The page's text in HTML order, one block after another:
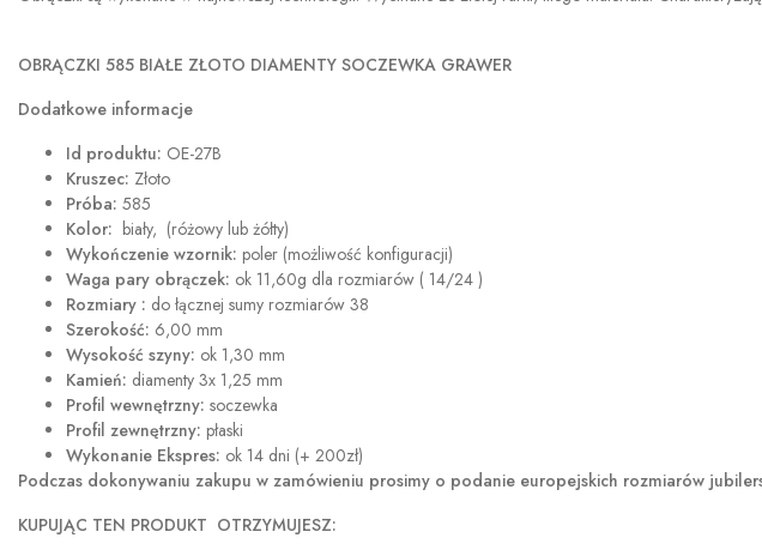
OBRĄCZKI 585 BIAŁE ZŁOTO DIAMENTY SOCZEWKA GRAWER
Dodatkowe informacje
Id produktu: OE-27B
Kruszec: Złoto
Próba: 585
Kolor: biały, (różowy lub żółty)
Wykończenie wzornik: poler (możliwość konfiguracji)
Waga pary obrączek: ok 11,60g dla rozmiarów ( 14/24 )
Rozmiary : do łącznej sumy rozmiarów 38
Szerokość: 6,00 mm
Wysokość szyny: ok 1,30 mm
Kamień: diamenty 3x 1,25 mm
Profil wewnętrzny: soczewka
Profil zewnętrzny: płaski
Wykonanie Ekspres: ok 14 dni (+ 200zł)
Podczas dokonywaniu zakupu w zamówieniu prosimy o podanie europejskich rozmiarów
KUPUJĄC TEN PRODUKT OTRZYMUJESZ: